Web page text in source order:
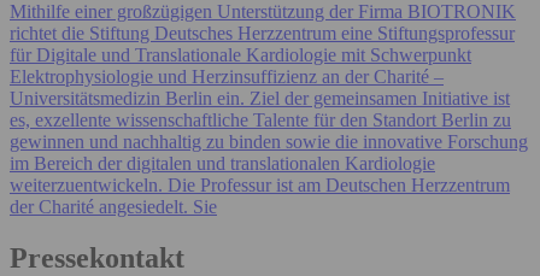
Mithilfe einer großzügigen Unterstützung der Firma BIOTRONIK
richtet die Stiftung Deutsches Herzzentrum eine Stiftungsprofessur
für Digitale und Translationale Kardiologie mit Schwerpunkt
Elektrophysiologie und Herzinsuffizienz an der Charité –
Universitätsmedizin Berlin ein. Ziel der gemeinsamen Initiative ist
es, exzellente wissenschaftliche Talente für den Standort Berlin zu
gewinnen und nachhaltig zu binden sowie die innovative Forschung
im Bereich der digitalen und translationalen Kardiologie
weiterzuentwickeln. Die Professur ist am Deutschen Herzzentrum
der Charité angesiedelt. Sie
Pressekontakt